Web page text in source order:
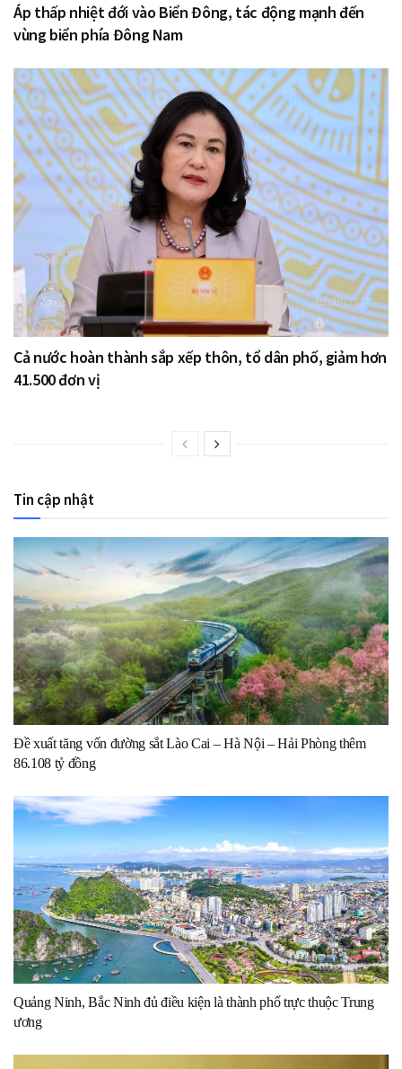
Áp thấp nhiệt đới vào Biển Đông, tác động mạnh đến
vùng biển phía Đông Nam
Cả nước hoàn thành sắp xếp thôn, tổ dân phố, giảm hơn
41.500 đơn vị
Tin cập nhật
Đề xuất tăng vốn đường sắt Lào Cai – Hà Nội – Hải Phòng thêm
86.108 tỷ đồng
Quảng Ninh, Bắc Ninh đủ điều kiện là thành phố trực thuộc Trung
ương